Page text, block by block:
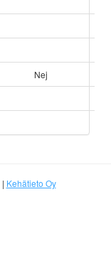
Nej
| Kehätieto Oy